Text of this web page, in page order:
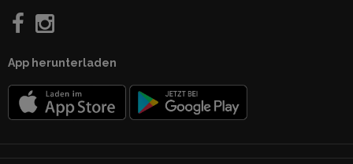
App herunterladen